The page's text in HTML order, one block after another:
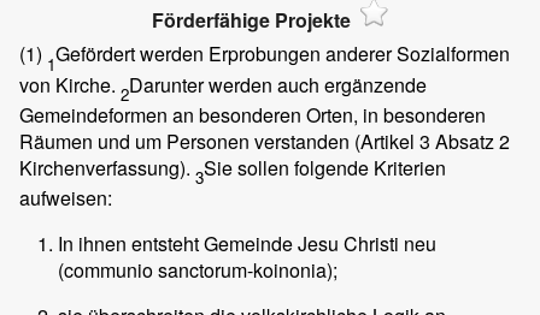
Förderfähige Projekte
(1) 1Gefördert werden Erprobungen anderer Sozialformen
von Kirche. 2Darunter werden auch ergänzende
Gemeindeformen an besonderen Orten, in besonderen
Räumen und um Personen verstanden (Artikel 3 Absatz 2
Kirchenverfassung). 3Sie sollen folgende Kriterien
aufweisen:
In ihnen entsteht Gemeinde Jesu Christi neu
(communio sanctorum-koinonia);